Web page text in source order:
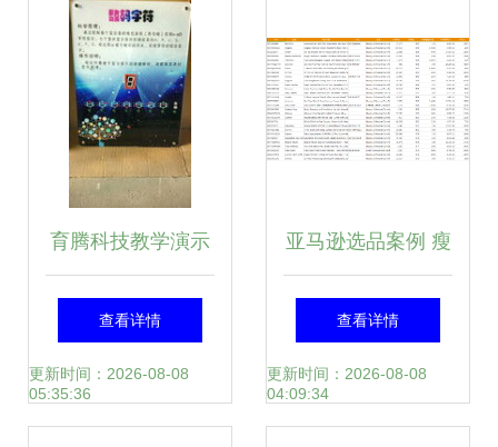
育腾科技教学演示
用品 赋能智慧教
育，助力高效课堂
查看详情
更新时间：2026-08-08
05:35:36
亚马逊选品案例 瘦
脸带能否成功出
圈？
查看详情
更新时间：2026-08-08
04:09:34